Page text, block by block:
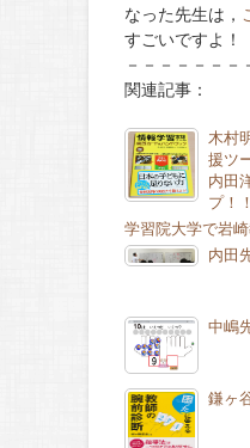
なった先生は，
すごいですよ！
－－－－－－－
関連記事：
木村
援ツ
内田
プ！！
学習院大学で岩
内田
中嶋
鎌ヶ